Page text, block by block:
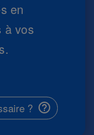
en
à vos
?
données